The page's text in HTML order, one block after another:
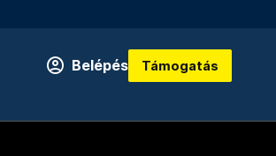
Belépés Támogatás